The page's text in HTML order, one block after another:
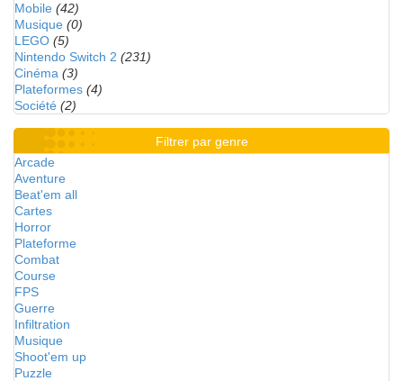
Mobile (42)
Musique (0)
LEGO (5)
Nintendo Switch 2 (231)
Cinéma (3)
Plateformes (4)
Société (2)
Filtrer par genre
Arcade
Aventure
Beat'em all
Cartes
Horror
Plateforme
Combat
Course
FPS
Guerre
Infiltration
Musique
Shoot'em up
Puzzle